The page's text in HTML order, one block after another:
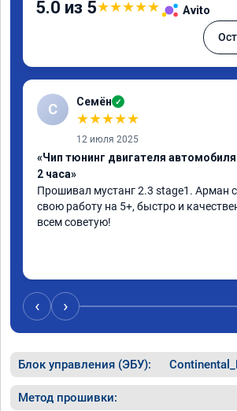
5.0 из 5★★★★★ Avito
С Семён ✓
★★★★★
12 июля 2025
«Чип тюнинг двигателя автомобиля
2 часа»
Прошивал мустанг 2.3 stage1. Арман
свою работу на 5+, быстро и
всем советую!
‹ ›
Блок управления (ЭБУ):
Метод прошивки: